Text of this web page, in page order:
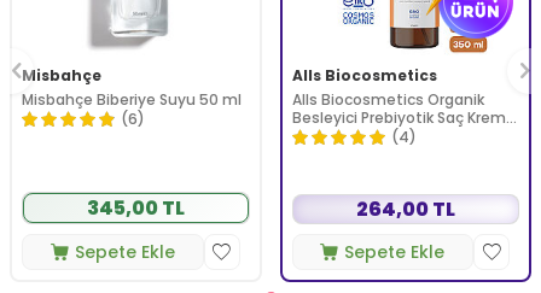
Misbahçe
Misbahçe Biberiye Suyu 50 ml
(6)
345,00 TL
Sepete Ekle
Alls Biocosmetics
Alls Biocosmetics Organik
Besleyici Prebiyotik Saç Kremi
350 ml
(4)
264,00 TL
Sepete Ekle